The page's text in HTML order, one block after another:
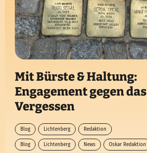
Mit Bürste & Haltung:
Engagement gegen das
Vergessen
Blog Lichtenberg Redaktion
Blog Lichtenberg News Oskar Redaktion